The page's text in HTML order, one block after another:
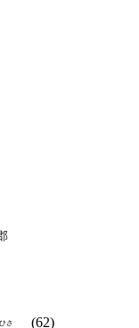
さ (62)